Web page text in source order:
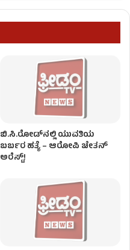
ಬಿ.ಸಿ.ರೋಡ್‌ನಲ್ಲಿ ಯುವತಿಯ
ಬರ್ಬರ ಹತ್ಯೆ​ – ಆರೋಪಿ ಚೇತನ್‌
ಅರೆಸ್ಟ್!